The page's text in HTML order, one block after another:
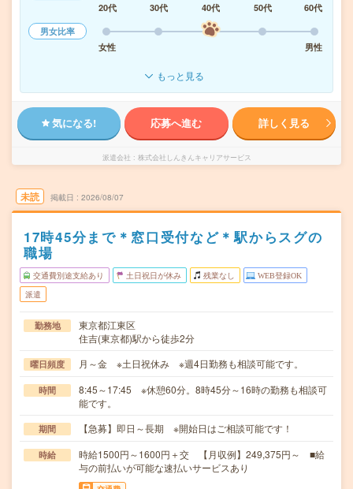
20代
30代 40代 50代
60代
男女比率
女性
男性
もっと見る
気になる! 応募へ進む 詳しく見る
派遣会社 株式会社しんきんキャリアサービス
未読 掲載日 2026/08/07
17時45分まで＊窓口受付など＊駅からスグの
職場
交通費別途支給あり 土日祝日が休み 残業なし WEB登録OK
派遣
勤務地
東京都江東区
住吉(東京都)駅から徒歩2分
曜日頻度 月～金 ※土日祝休み ※週4日勤務も相談可能です。
時間
8:45～17:45 ※休憩60分。8時45分～16時の勤務も相談可
能です。
期間 【急募】即日～長期 ※開始日はご相談可能です！
時給
時給1500円～1600円＋交 【月収例】249,375円～ ■給
与の前払いが可能な速払いサービスあり